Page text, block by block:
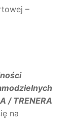
–
/ TRENERA
na